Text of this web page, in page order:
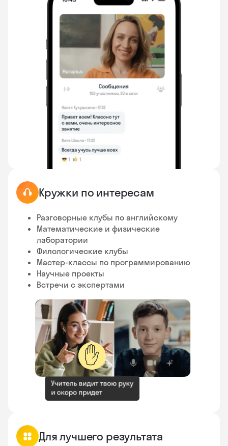
Кружки по интересам
Разговорные клубы по английскому
Математические и физические
лаборатории
Филологические клубы
Мастер-классы по программированию
Научные проекты
Встречи с экспертами
✋
Для лучшего результата